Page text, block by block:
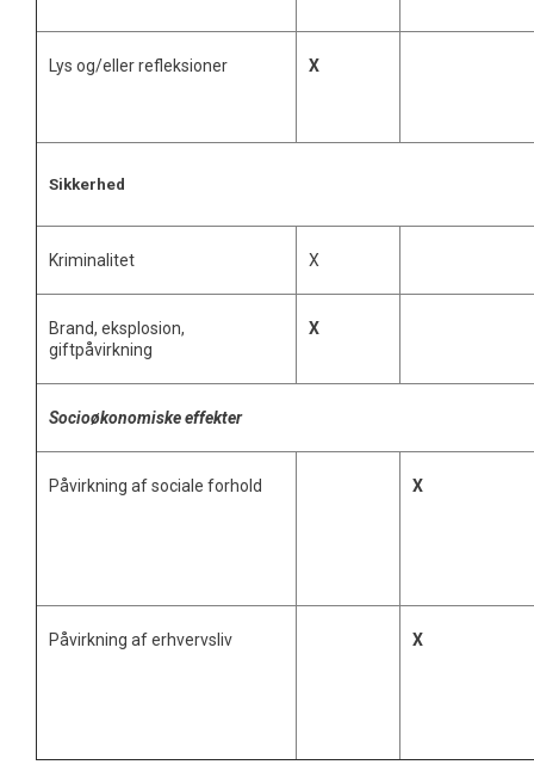
Lys og/eller refleksioner X
Sikkerhed
Kriminalitet X
Brand, eksplosion,
giftpåvirkning
X
Socioøkonomiske effekter
Påvirkning af sociale forhold X
Påvirkning af erhvervsliv X